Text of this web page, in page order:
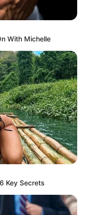
With Michelle
Key Secrets